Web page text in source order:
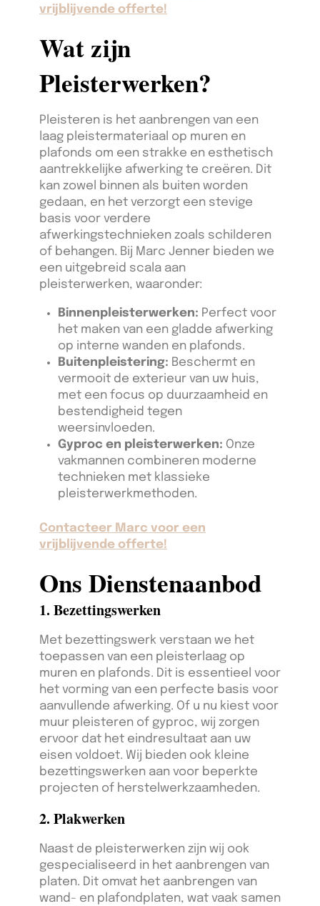
vrijblijvende offerte!
Wat zijn
Pleisterwerken?
Pleisteren is het aanbrengen van een
laag pleistermateriaal op muren en
plafonds om een strakke en esthetisch
aantrekkelijke afwerking te creëren. Dit
kan zowel binnen als buiten worden
gedaan, en het verzorgt een stevige
basis voor verdere
afwerkingstechnieken zoals schilderen
of behangen. Bij Marc Jenner bieden we
een uitgebreid scala aan
pleisterwerken, waaronder:
Binnenpleisterwerken: Perfect voor
het maken van een gladde afwerking
op interne wanden en plafonds.
Buitenpleistering: Beschermt en
vermooit de exterieur van uw huis,
met een focus op duurzaamheid en
bestendigheid tegen
weersinvloeden.
Gyproc en pleisterwerken: Onze
vakmannen combineren moderne
technieken met klassieke
pleisterwerkmethoden.
Contacteer Marc voor een
vrijblijvende offerte!
Ons Dienstenaanbod
1. Bezettingswerken
Met bezettingswerk verstaan we het
toepassen van een pleisterlaag op
muren en plafonds. Dit is essentieel voor
het vorming van een perfecte basis voor
aanvullende afwerking. Of u nu kiest voor
muur pleisteren of gyproc, wij zorgen
ervoor dat het eindresultaat aan uw
eisen voldoet. Wij bieden ook kleine
bezettingswerken aan voor beperkte
projecten of herstelwerkzaamheden.
2. Plakwerken
Naast de pleisterwerken zijn wij ook
gespecialiseerd in het aanbrengen van
platen. Dit omvat het aanbrengen van
wand- en plafondplaten, wat vaak samen